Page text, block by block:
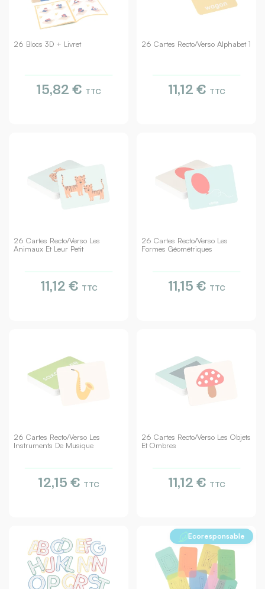
26 Blocs 3D + Livret
15,82 € TTC
26 Cartes Recto/verso Alphabet 1
11,12 € TTC
26 Cartes Recto/verso Les
Animaux Et Leur Petit
11,12 € TTC
26 Cartes Recto/verso Les
Formes Géométriques
11,15 € TTC
26 Cartes Recto/verso Les
Instruments De Musique
12,15 € TTC
26 Cartes Recto/verso Les Objets
Et Ombres
11,12 € TTC
Ecoresponsable